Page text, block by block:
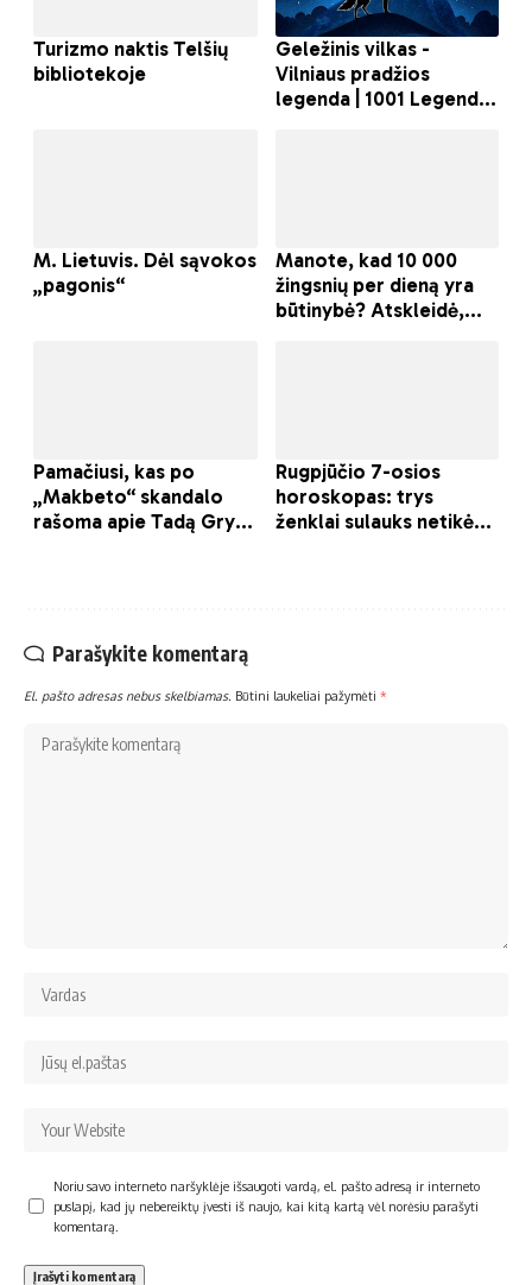
Parašykite komentarą
El. pašto adresas nebus skelbiamas. Būtini laukeliai pažymėti *
Noriu savo interneto naršyklėje išsaugoti vardą, el. pašto adresą ir interneto
puslapį, kad jų nebereiktų įvesti iš naujo, kai kitą kartą vėl norėsiu parašyti
komentarą.